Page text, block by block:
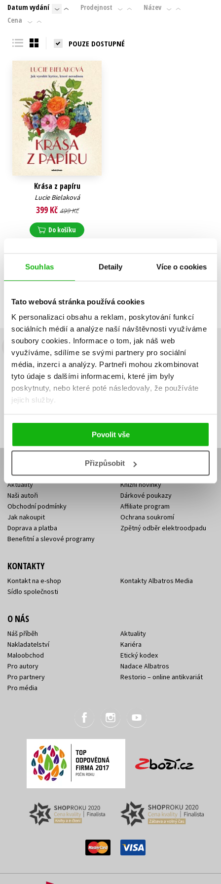
Souhlas Detaily Více o cookies
Tato webová stránka používá cookies
K personalizaci obsahu a reklam, poskytování funkcí
sociálních médií a analýze naší návštěvnosti využíváme
soubory cookies. Informace o tom, jak náš web
využíváme, sdílíme se svými partnery pro sociální
média, inzerci a analýzy. Partneři mohou zkombinovat
tyto údaje s dalšími informacemi, které jim byly
poskytnuty, nebo které poté následovaly, že používáte
jejich služby.
Povolit vše
Přizpůsobit
Young adult (SK)
Zahraniční literatura
Datum vydání Prodejnost
Název
Cena
POUZE DOSTUPNÉ
Krása z papíru
Lucie Bielaková
399 Kč 499 Kč
Do košíku
Zobrazuji 1 až 1 z celkem 1 záznamů
Předchozí 1 Další
Budete to vědět jako první!
Zajímá Vás, jaký knižní hit právě vychází, na jaké zboží je výhodná
sleva, jaká běží soutěž o ceny? Přihlášením k odběru našich e-
mailových novineksouhlasíte se zpracováním osobních údajů.
mailová
adresa
mailová
adresa
Vaše e-mailová adresa Přihlásit se
Aktuality
Naši autoři
Obchodní podmínky
Jak nakoupit
Doprava a platba
Benefitní a slevové programy
Knižní novinky
Dárkové poukazy
Affiliate program
Ochrana soukromí
Zpětný odběr elektroodpadu
KONTAKTY
Kontakt na e-shop
Sídlo společnosti
Kontakty Albatros Media
O NÁS
Náš příběh
Nakladatelství
Maloobchod
Pro autory
Pro partnery
Pro média
Aktuality
Kariéra
Etický kodex
Nadace Albatros
Restorio – online antikvariát